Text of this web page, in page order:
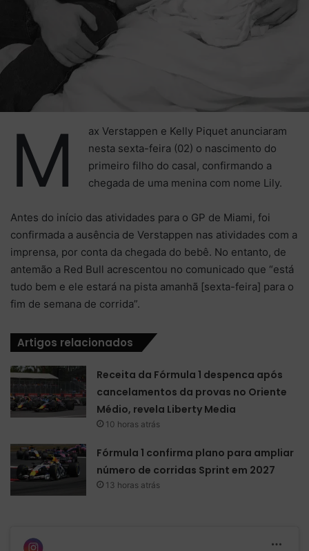
M
ax Verstappen e Kelly Piquet anunciaram
nesta sexta-feira (02) o nascimento do
primeiro filho do casal, confirmando a
chegada de uma menina com nome Lily.
Antes do início das atividades para o GP de Miami, foi
confirmada a ausência de Verstappen nas atividades com a
imprensa, por conta da chegada do bebê. No entanto, de
antemão a Red Bull acrescentou no comunicado que “está
tudo bem e ele estará na pista amanhã [sexta-feira] para o
fim de semana de corrida”.
Artigos relacionados
Receita da Fórmula 1 despenca após
cancelamentos da provas no Oriente
Médio, revela Liberty Media
10 horas atrás
Fórmula 1 confirma plano para ampliar
número de corridas Sprint em 2027
13 horas atrás